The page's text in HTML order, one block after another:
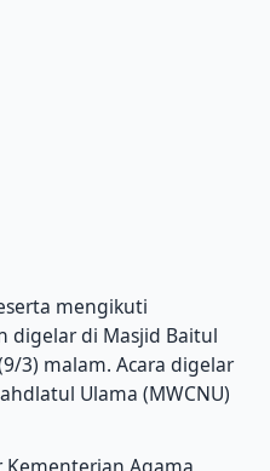
mengikuti
digelar di Masjid Baitul
3) malam. Acara digelar
Ulama (MWCNU)
Kementerian Agama